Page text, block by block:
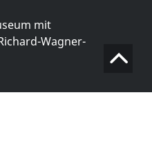
mit
Wagner-